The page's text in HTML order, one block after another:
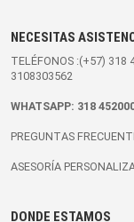
NECESITAS
TELÉFONOS :(+57) 318
3108303562
WHATSAPP: 318
PREGUNTAS
ASESORÍA
DONDE ESTAMOS